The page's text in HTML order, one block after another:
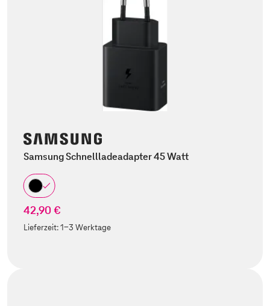
Samsung Schnellladeadapter 45 Watt
42,90 €
Lieferzeit:1-3 Werktage